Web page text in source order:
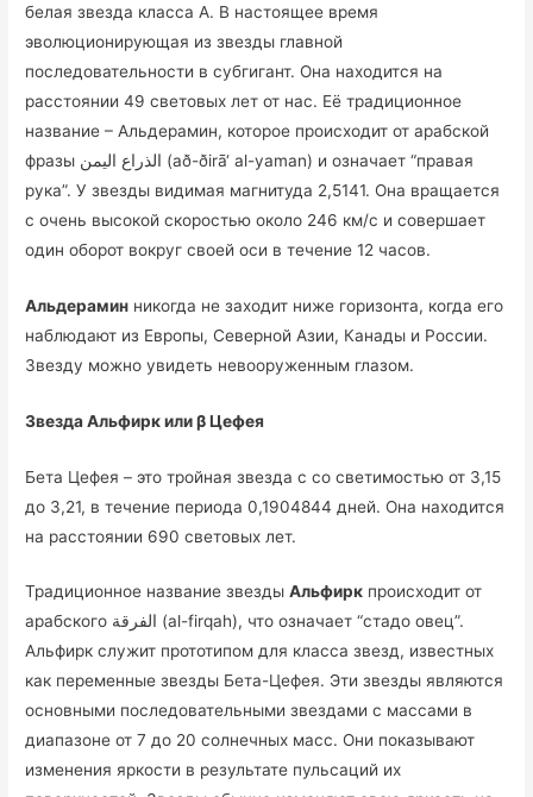
белая звезда класса А. В настоящее время
эволюционирующая из звезды главной
последовательности в субгигант. Она находится на
расстоянии 49 световых лет от нас. Её традиционное
название – Альдерамин, которое происходит от арабской
фразы الذراع اليمن (að-ðirā‘ al-yaman) и означает “правая
рука”. У звезды видимая магнитуда 2,5141. Она вращается
с очень высокой скоростью около 246 км/с и совершает
один оборот вокруг своей оси в течение 12 часов.
Альдерамин никогда не заходит ниже горизонта, когда его
наблюдают из Европы, Северной Азии, Канады и России.
Звезду можно увидеть невооруженным глазом.
Звезда Альфирк или β Цефея
Бета Цефея – это тройная звезда с со светимостью от 3,15
до 3,21, в течение периода 0,1904844 дней. Она находится
на расстоянии 690 световых лет.
Традиционное название звездыАльфирк происходит от
арабского الفرقة (al-firqah), что означает “стадо овец”.
Альфирк служит прототипом для класса звезд, известных
как переменные звезды Бета-Цефея. Эти звезды являются
основными последовательными звездами с массами в
диапазоне от 7 до 20 солнечных масс. Они показывают
изменения яркости в результате пульсаций их